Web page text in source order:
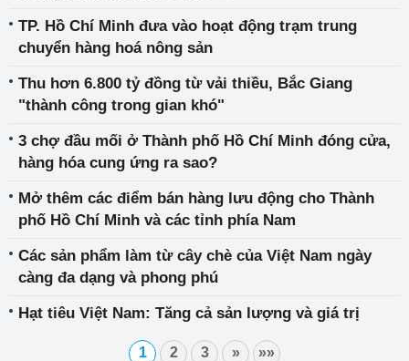
TP. Hồ Chí Minh đưa vào hoạt động trạm trung
chuyển hàng hoá nông sản
Thu hơn 6.800 tỷ đồng từ vải thiều, Bắc Giang
"thành công trong gian khó"
3 chợ đầu mối ở Thành phố Hồ Chí Minh đóng cửa,
hàng hóa cung ứng ra sao?
Mở thêm các điểm bán hàng lưu động cho Thành
phố Hồ Chí Minh và các tỉnh phía Nam
Các sản phẩm làm từ cây chè của Việt Nam ngày
càng đa dạng và phong phú
Hạt tiêu Việt Nam: Tăng cả sản lượng và giá trị
1 2 3 » »»